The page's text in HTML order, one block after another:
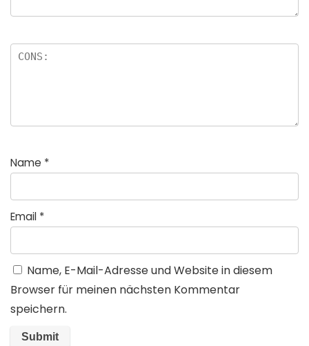
Name *
Email *
Name, E-Mail-Adresse und Website in diesem
Browser für meinen nächsten Kommentar
speichern.